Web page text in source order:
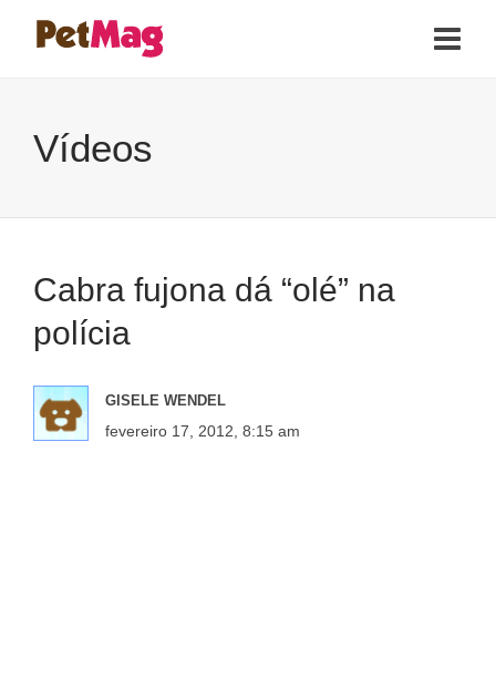
Vídeos
Cabra fujona dá “olé” na
polícia
GISELE WENDEL
fevereiro 17, 2012, 8:15 am